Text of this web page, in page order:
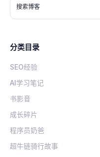
搜索博客
分类目录
SEO经验
AI学习笔记
书影音
成长碎片
程序员奶爸
超牛链骑行故事